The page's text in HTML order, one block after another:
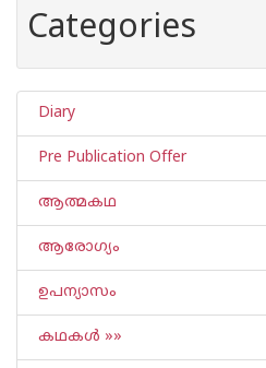
Categories
Diary
Pre Publication Offer
ആത്മകഥ
ആരോഗ്യം
ഉപന്യാസം
കഥകള്‍ »»